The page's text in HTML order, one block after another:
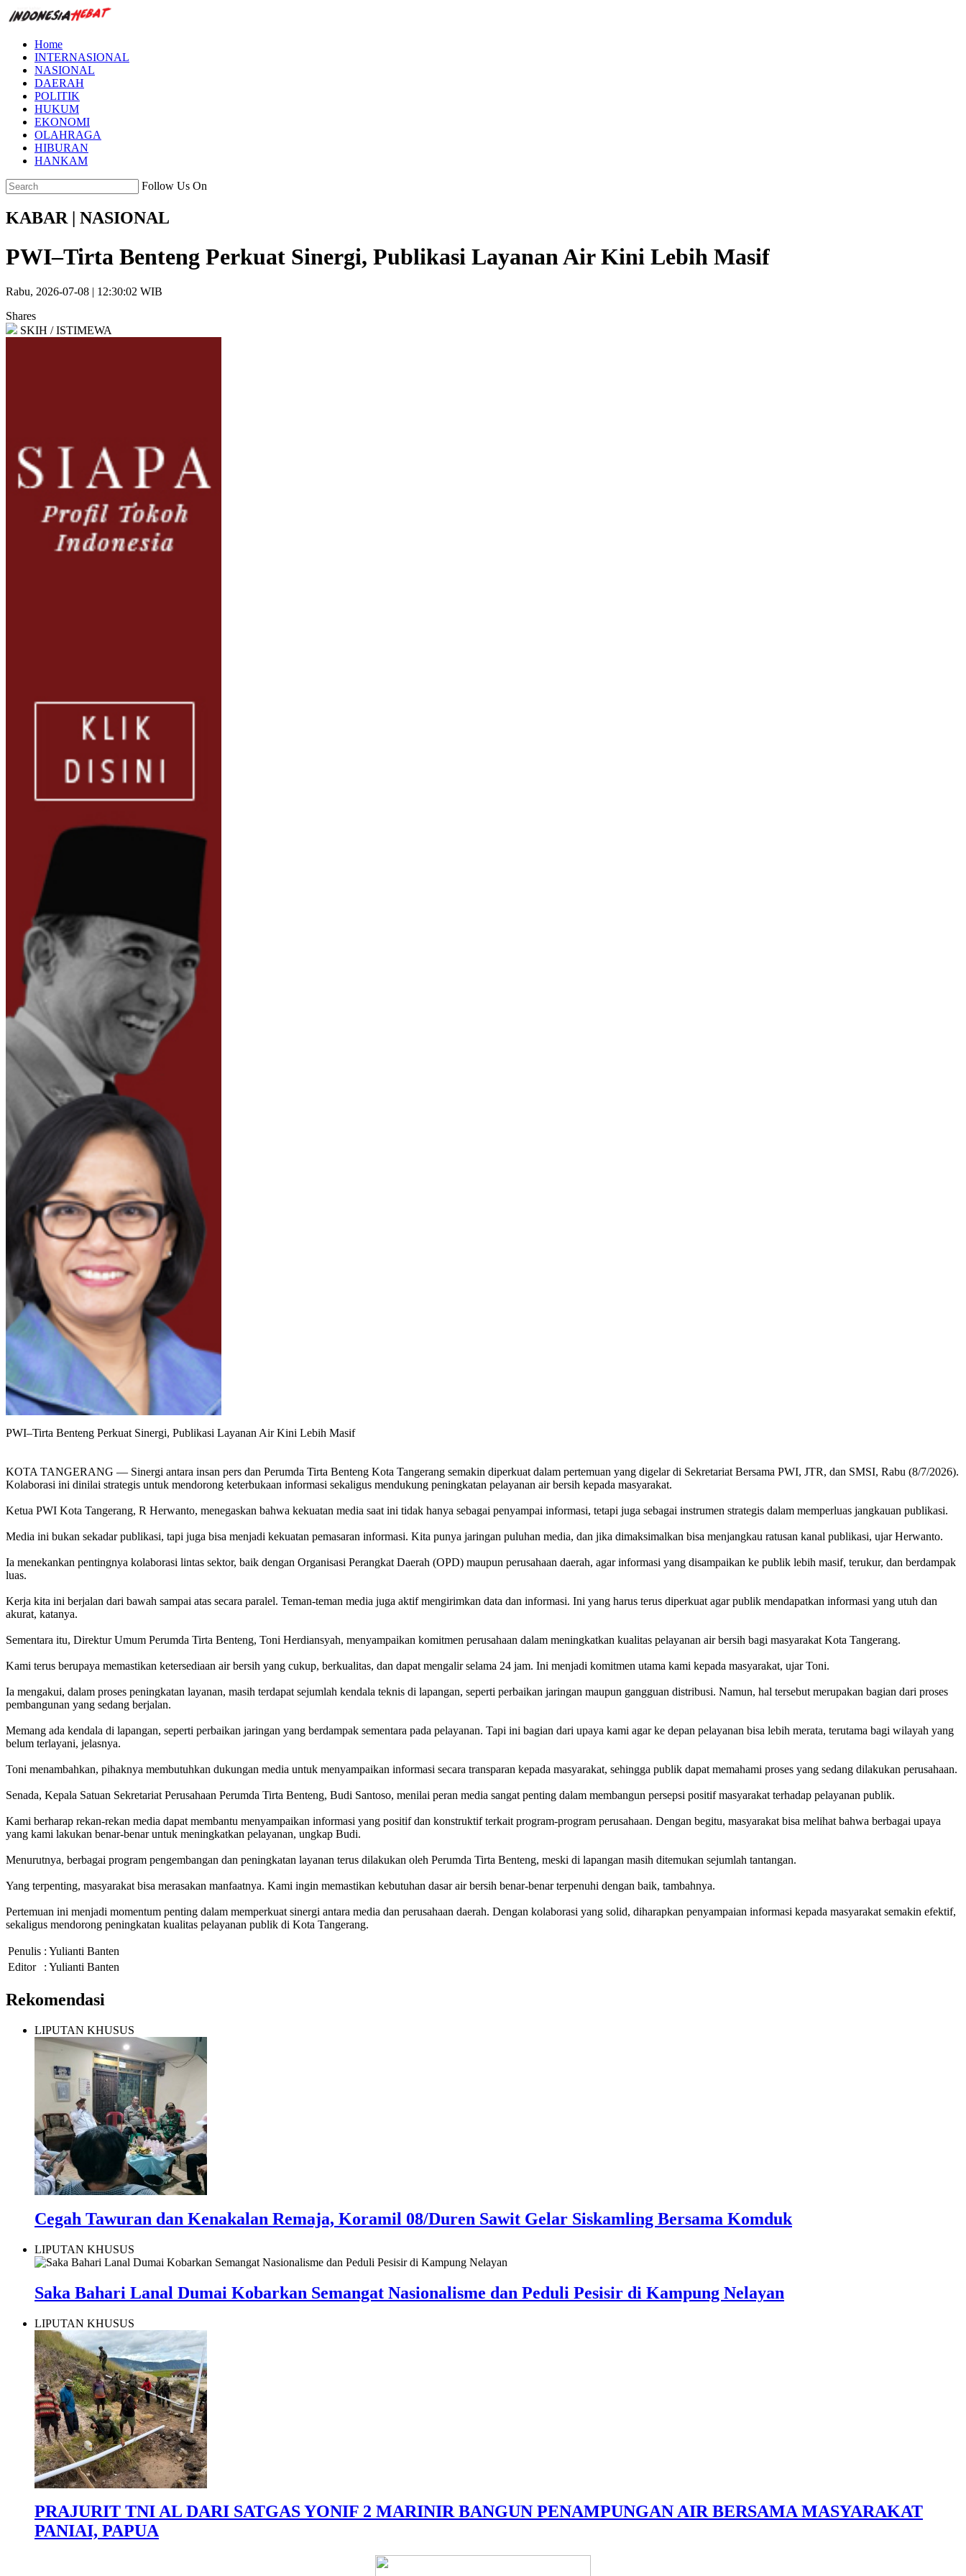
Home
INTERNASIONAL
NASIONAL
DAERAH
POLITIK
HUKUM
EKONOMI
OLAHRAGA
HIBURAN
HANKAM
Follow Us On
KABAR | NASIONAL
PWI–Tirta Benteng Perkuat Sinergi, Publikasi Layanan Air Kini Lebih Masif
Rabu, 2026-07-08 | 12:30:02 WIB
Shares
SKIH / ISTIMEWA
PWI–Tirta Benteng Perkuat Sinergi, Publikasi Layanan Air Kini Lebih Masif
KOTA TANGERANG — Sinergi antara insan pers dan Perumda Tirta Benteng Kota Tangerang semakin diperkuat dalam pertemuan yang digelar di Sekretariat Bersama PWI, JTR, dan SMSI, Rabu (8/7/2026).
Kolaborasi ini dinilai strategis untuk mendorong keterbukaan informasi sekaligus mendukung peningkatan pelayanan air bersih kepada masyarakat.
Ketua PWI Kota Tangerang, R Herwanto, menegaskan bahwa kekuatan media saat ini tidak hanya sebagai penyampai informasi, tetapi juga sebagai instrumen strategis dalam memperluas jangkauan publikasi.
Media ini bukan sekadar publikasi, tapi juga bisa menjadi kekuatan pemasaran informasi. Kita punya jaringan puluhan media, dan jika dimaksimalkan bisa menjangkau ratusan kanal publikasi, ujar Herwanto.
Ia menekankan pentingnya kolaborasi lintas sektor, baik dengan Organisasi Perangkat Daerah (OPD) maupun perusahaan daerah, agar informasi yang disampaikan ke publik lebih masif, terukur, dan berdampak
luas.
Kerja kita ini berjalan dari bawah sampai atas secara paralel. Teman-teman media juga aktif mengirimkan data dan informasi. Ini yang harus terus diperkuat agar publik mendapatkan informasi yang utuh dan
akurat, katanya.
Sementara itu, Direktur Umum Perumda Tirta Benteng, Toni Herdiansyah, menyampaikan komitmen perusahaan dalam meningkatkan kualitas pelayanan air bersih bagi masyarakat Kota Tangerang.
Kami terus berupaya memastikan ketersediaan air bersih yang cukup, berkualitas, dan dapat mengalir selama 24 jam. Ini menjadi komitmen utama kami kepada masyarakat, ujar Toni.
Ia mengakui, dalam proses peningkatan layanan, masih terdapat sejumlah kendala teknis di lapangan, seperti perbaikan jaringan maupun gangguan distribusi. Namun, hal tersebut merupakan bagian dari proses
pembangunan yang sedang berjalan.
Memang ada kendala di lapangan, seperti perbaikan jaringan yang berdampak sementara pada pelayanan. Tapi ini bagian dari upaya kami agar ke depan pelayanan bisa lebih merata, terutama bagi wilayah yang
belum terlayani, jelasnya.
Toni menambahkan, pihaknya membutuhkan dukungan media untuk menyampaikan informasi secara transparan kepada masyarakat, sehingga publik dapat memahami proses yang sedang dilakukan perusahaan.
Senada, Kepala Satuan Sekretariat Perusahaan Perumda Tirta Benteng, Budi Santoso, menilai peran media sangat penting dalam membangun persepsi positif masyarakat terhadap pelayanan publik.
Kami berharap rekan-rekan media dapat membantu menyampaikan informasi yang positif dan konstruktif terkait program-program perusahaan. Dengan begitu, masyarakat bisa melihat bahwa berbagai upaya
yang kami lakukan benar-benar untuk meningkatkan pelayanan, ungkap Budi.
Menurutnya, berbagai program pengembangan dan peningkatan layanan terus dilakukan oleh Perumda Tirta Benteng, meski di lapangan masih ditemukan sejumlah tantangan.
Yang terpenting, masyarakat bisa merasakan manfaatnya. Kami ingin memastikan kebutuhan dasar air bersih benar-benar terpenuhi dengan baik, tambahnya.
Pertemuan ini menjadi momentum penting dalam memperkuat sinergi antara media dan perusahaan daerah. Dengan kolaborasi yang solid, diharapkan penyampaian informasi kepada masyarakat semakin efektif,
sekaligus mendorong peningkatan kualitas pelayanan publik di Kota Tangerang.
Penulis : Yulianti Banten
Editor
: Yulianti Banten
Rekomendasi
LIPUTAN KHUSUS
Cegah Tawuran dan Kenakalan Remaja, Koramil 08/Duren Sawit Gelar Siskamling Bersama Komduk
LIPUTAN KHUSUS
Saka Bahari Lanal Dumai Kobarkan Semangat Nasionalisme dan Peduli Pesisir di Kampung Nelayan
LIPUTAN KHUSUS
PRAJURIT TNI AL DARI SATGAS YONIF 2 MARINIR BANGUN PENAMPUNGAN AIR BERSAMA MASYARAKAT
PANIAI, PAPUA